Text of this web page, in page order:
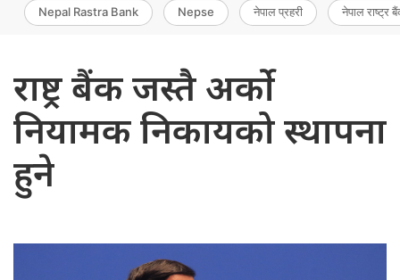
Nepal Rastra Bank Nepse नेपाल प्रहरी नेपाल राष्ट्र
राष्ट्र बैंक जस्तै अर्को
नियामक निकायको स्थापना
हुने